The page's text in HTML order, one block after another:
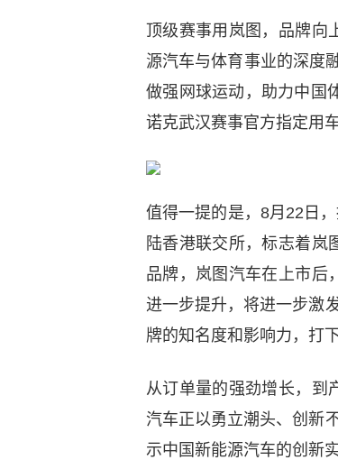
顶级赛事用岚图，品牌向
源汽车与体育事业的深度
做强网球运动，助力中国
诺克武汉赛事官方指定用
值得一提的是，8月22日
陆香港联交所，标志着岚
品牌，岚图汽车在上市后
进一步提升，将进一步激
牌的知名度和影响力，打
从订单量的强劲增长，到
汽车正以勇立潮头、创新
示中国新能源汽车的创新